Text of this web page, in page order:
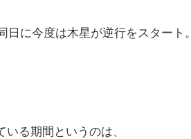
に今度は木星が逆行をスタート。
る期間というのは、